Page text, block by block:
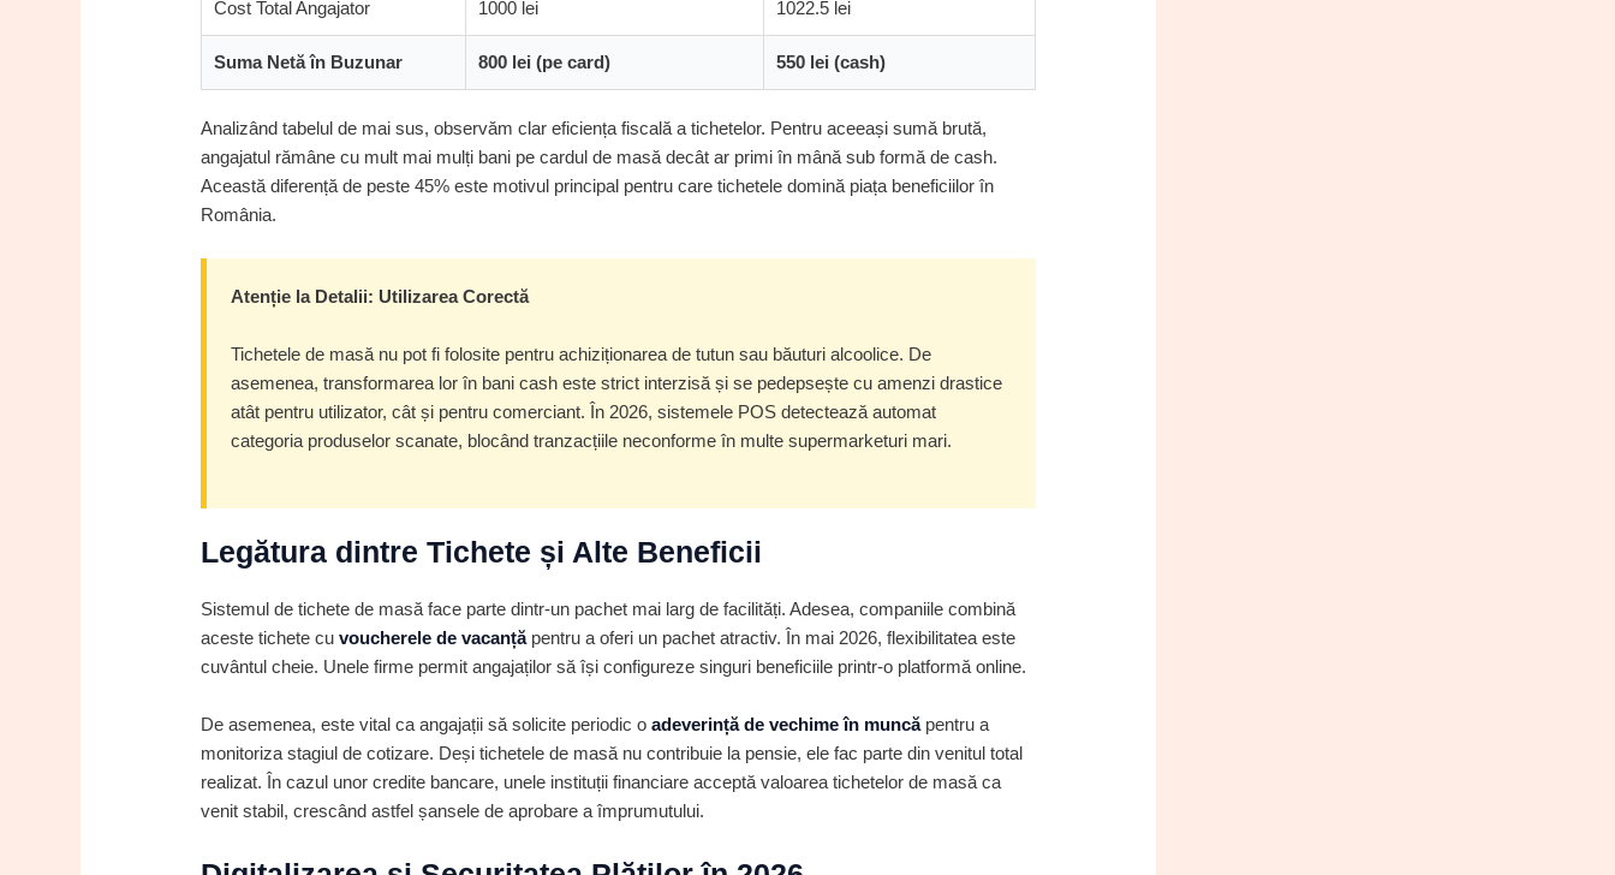
Cost Total Angajator 1000 lei 1022.5 lei
Suma Netă în Buzunar 800 lei (pe card) 550 lei (cash)
Analizând tabelul de mai sus, observăm clar eficiența fiscală a tichetelor. Pentru aceeași sumă brută,
angajatul rămâne cu mult mai mulți bani pe cardul de masă decât ar primi în mână sub formă de cash.
Această diferență de peste 45% este motivul principal pentru care tichetele domină piața beneficiilor în
România.
Atenție la Detalii: Utilizarea Corectă
Tichetele de masă nu pot fi folosite pentru achiziționarea de tutun sau băuturi alcoolice. De
asemenea, transformarea lor în bani cash este strict interzisă și se pedepsește cu amenzi drastice
atât pentru utilizator, cât și pentru comerciant. În 2026, sistemele POS detectează automat
categoria produselor scanate, blocând tranzacțiile neconforme în multe supermarketuri mari.
Legătura dintre Tichete și Alte Beneficii
Sistemul de tichete de masă face parte dintr-un pachet mai larg de facilități. Adesea, companiile combină
aceste tichete cuvoucherele de vacanțăpentru a oferi un pachet atractiv. În mai 2026, flexibilitatea este
cuvântul cheie. Unele firme permit angajaților să își configureze singuri beneficiile printr-o platformă online.
De asemenea, este vital ca angajații să solicite periodic oadeverință de vechime în muncăpentru a
monitoriza stagiul de cotizare. Deși tichetele de masă nu contribuie la pensie, ele fac parte din venitul total
realizat. În cazul unor credite bancare, unele instituții financiare acceptă valoarea tichetelor de masă ca
venit stabil, crescând astfel șansele de aprobare a împrumutului.